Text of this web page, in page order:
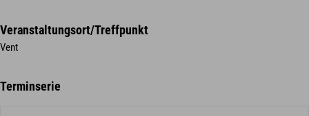
Veranstaltungsort/Treffpunkt
Vent
Terminserie